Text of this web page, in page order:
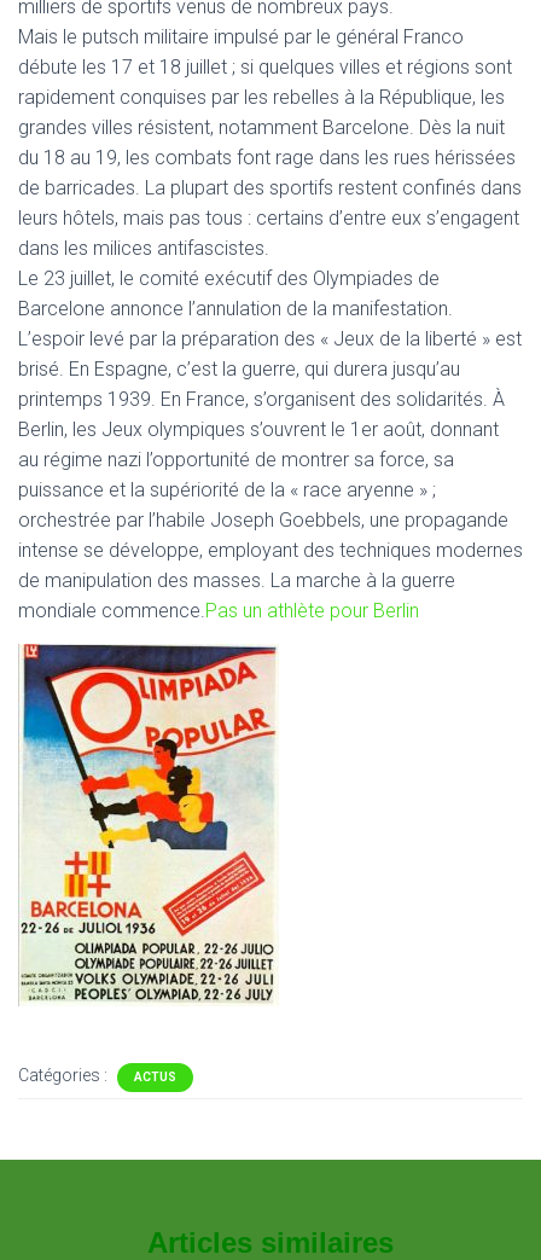
milliers de sportifs venus de nombreux pays.
Mais le putsch militaire impulsé par le général Franco
débute les 17 et 18 juillet ; si quelques villes et régions sont
rapidement conquises par les rebelles à la République, les
grandes villes résistent, notamment Barcelone. Dès la nuit
du 18 au 19, les combats font rage dans les rues hérissées
de barricades. La plupart des sportifs restent confinés dans
leurs hôtels, mais pas tous : certains d’entre eux s’engagent
dans les milices antifascistes.
Le 23 juillet, le comité exécutif des Olympiades de
Barcelone annonce l’annulation de la manifestation.
L’espoir levé par la préparation des « Jeux de la liberté » est
brisé. En Espagne, c’est la guerre, qui durera jusqu’au
printemps 1939. En France, s’organisent des solidarités. À
Berlin, les Jeux olympiques s’ouvrent le 1er août, donnant
au régime nazi l’opportunité de montrer sa force, sa
puissance et la supériorité de la « race aryenne » ;
orchestrée par l’habile Joseph Goebbels, une propagande
intense se développe, employant des techniques modernes
de manipulation des masses. La marche à la guerre
mondiale commence.Pas un athlète pour Berlin
Catégories : ACTUS
Articles similaires